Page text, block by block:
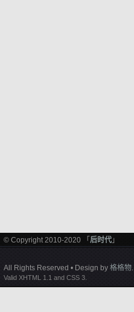
© Copyright 2010-2020 「 后时代 」
All Rights Reserved • Design by 格格物.
Valid XHTML 1.1 and CSS 3.